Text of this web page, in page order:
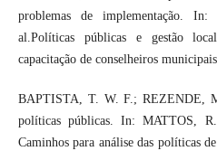
problemas de implementação.
al.Políticas públicas e gestão
capacitação de conselheiros
BAPTISTA, T. W. F.; REZENDE,
políticas públicas. In: MATTOS,
Caminhos para análise das políticas